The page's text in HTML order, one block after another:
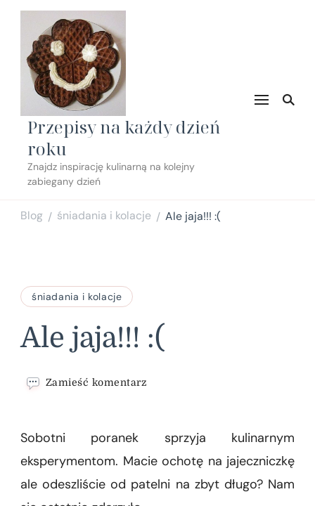
Przepisy na każdy dzień
roku
Znajdz inspirację kulinarną na kolejny
zabiegany dzień
Blog / śniadania i kolacje / Ale jaja!!! :(
śniadania i kolacje
Ale jaja!!! :(
Zamieść komentarz
(
Sobotni poranek sprzyja kulinarnym
eksperymentom. Macie ochotę na jajeczniczkę
ale odeszliście od patelni na zbyt długo? Nam